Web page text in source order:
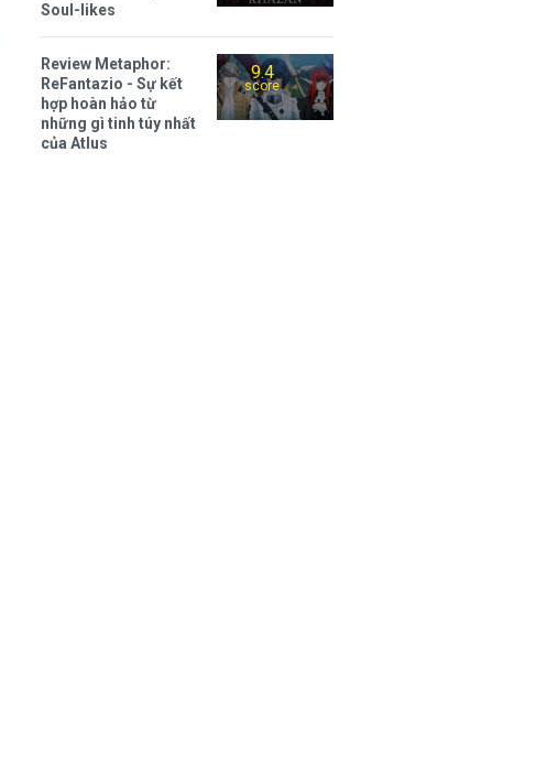
Soul-likes
9.4
score
Review Metaphor:
ReFantazio - Sự kết
hợp hoàn hảo từ
những gì tinh túy nhất
của Atlus